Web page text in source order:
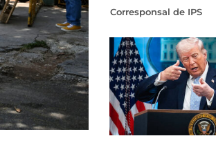
Corresponsal de IPS